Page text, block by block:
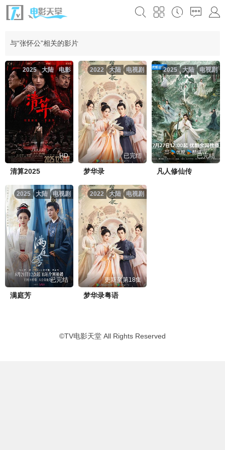
与“张怀公”相关的影片
电影
大陆
2025
HD
清算2025
电视剧
大陆
2022
已完结
梦华录
电视剧
大陆
2025
已完结
凡人修仙传
电视剧
大陆
2025
已完结
满庭芳
电视剧
大陆
2022
更新至第18集
梦华录粤语
©TV电影天堂 All Rights Reserved